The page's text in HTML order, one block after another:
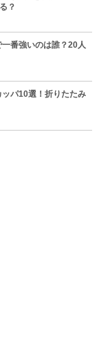
？
番強いのは誰？20人
ッパ10選！折りたたみ